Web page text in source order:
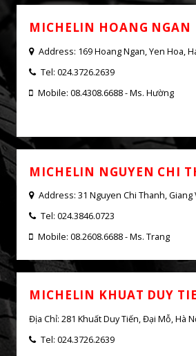
LTX FORCE
MICHELIN CAR
DONG